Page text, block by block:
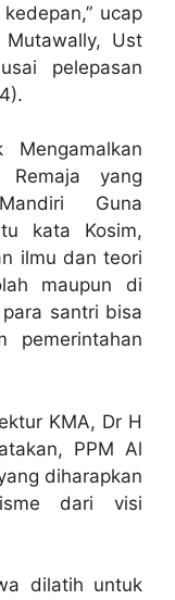
ucap
Ust
pelepasan
Remaja yang
Guna
kata Kosim,
ilmu dan teori
maupun di
santri bisa
pemerintahan
KMA, Dr H
PPM Al
diharapkan
dari visi
dilatih untuk